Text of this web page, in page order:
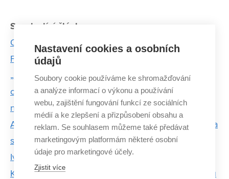
Související články:
Odvážná inovace v recyklaci: Výzkumník Silvestr
Figalla mění odpadní kaly na cennou surovinu
„Plasty tu budou stále, jen je třeba se k nim jinak
chovat,“ říká profesorka Adriána Kovalčík, která se
naučila čelit výzvám
Adam a Kateřina Chromí: Já byla zadýchaná, brácha
se skoro nudil
Ivana Márová: Čas jde vždy pouze jedním směrem
Král a Královna Majálesu by měli šířit dobrou náladu
Nastavení cookies a osobních
údajů
Soubory cookie používáme ke shromažďování
a analýze informací o výkonu a používání
webu, zajištění fungování funkcí ze sociálních
médií a ke zlepšení a přizpůsobení obsahu a
reklam. Se souhlasem můžeme také předávat
marketingovým platformám některé osobní
údaje pro marketingové účely.
Zjistit více